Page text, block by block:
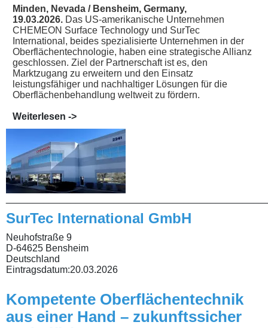
Minden, Nevada / Bensheim, Germany,
19.03.2026. Das US-amerikanische Unternehmen
CHEMEON Surface Technology und SurTec
International, beides spezialisierte Unternehmen in der
Oberflächentechnologie, haben eine strategische Allianz
geschlossen. Ziel der Partnerschaft ist es, den
Marktzugang zu erweitern und den Einsatz
leistungsfähiger und nachhaltiger Lösungen für die
Oberflächenbehandlung weltweit zu fördern.
Weiterlesen ->
SurTec International GmbH
Neuhofstraße 9
D-64625 Bensheim
Deutschland
Eintragsdatum:20.03.2026
Kompetente Oberflächentechnik
aus einer Hand – zukunftssicher